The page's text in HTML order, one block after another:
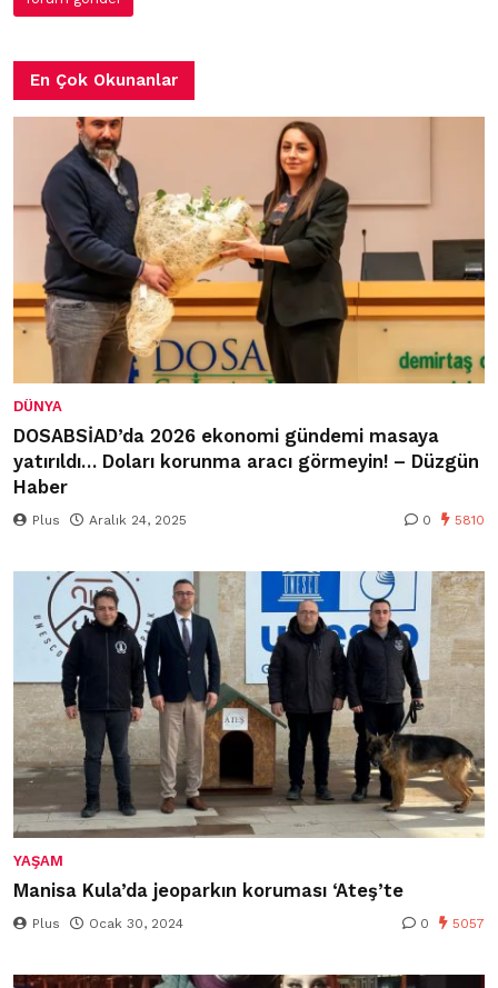
En Çok Okunanlar
DÜNYA
DOSABSİAD’da 2026 ekonomi gündemi masaya
yatırıldı… Doları korunma aracı görmeyin! – Düzgün
Haber
Plus Aralık 24, 2025 0 5810
YAŞAM
Manisa Kula’da jeoparkın koruması ‘Ateş’te
Plus Ocak 30, 2024 0 5057